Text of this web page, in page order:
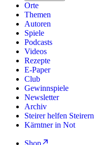
Orte
Themen
Autoren
Spiele
Podcasts
Videos
Rezepte
E-Paper
Club
Gewinnspiele
Newsletter
Archiv
Steirer helfen Steirern
Kärntner in Not
Shop